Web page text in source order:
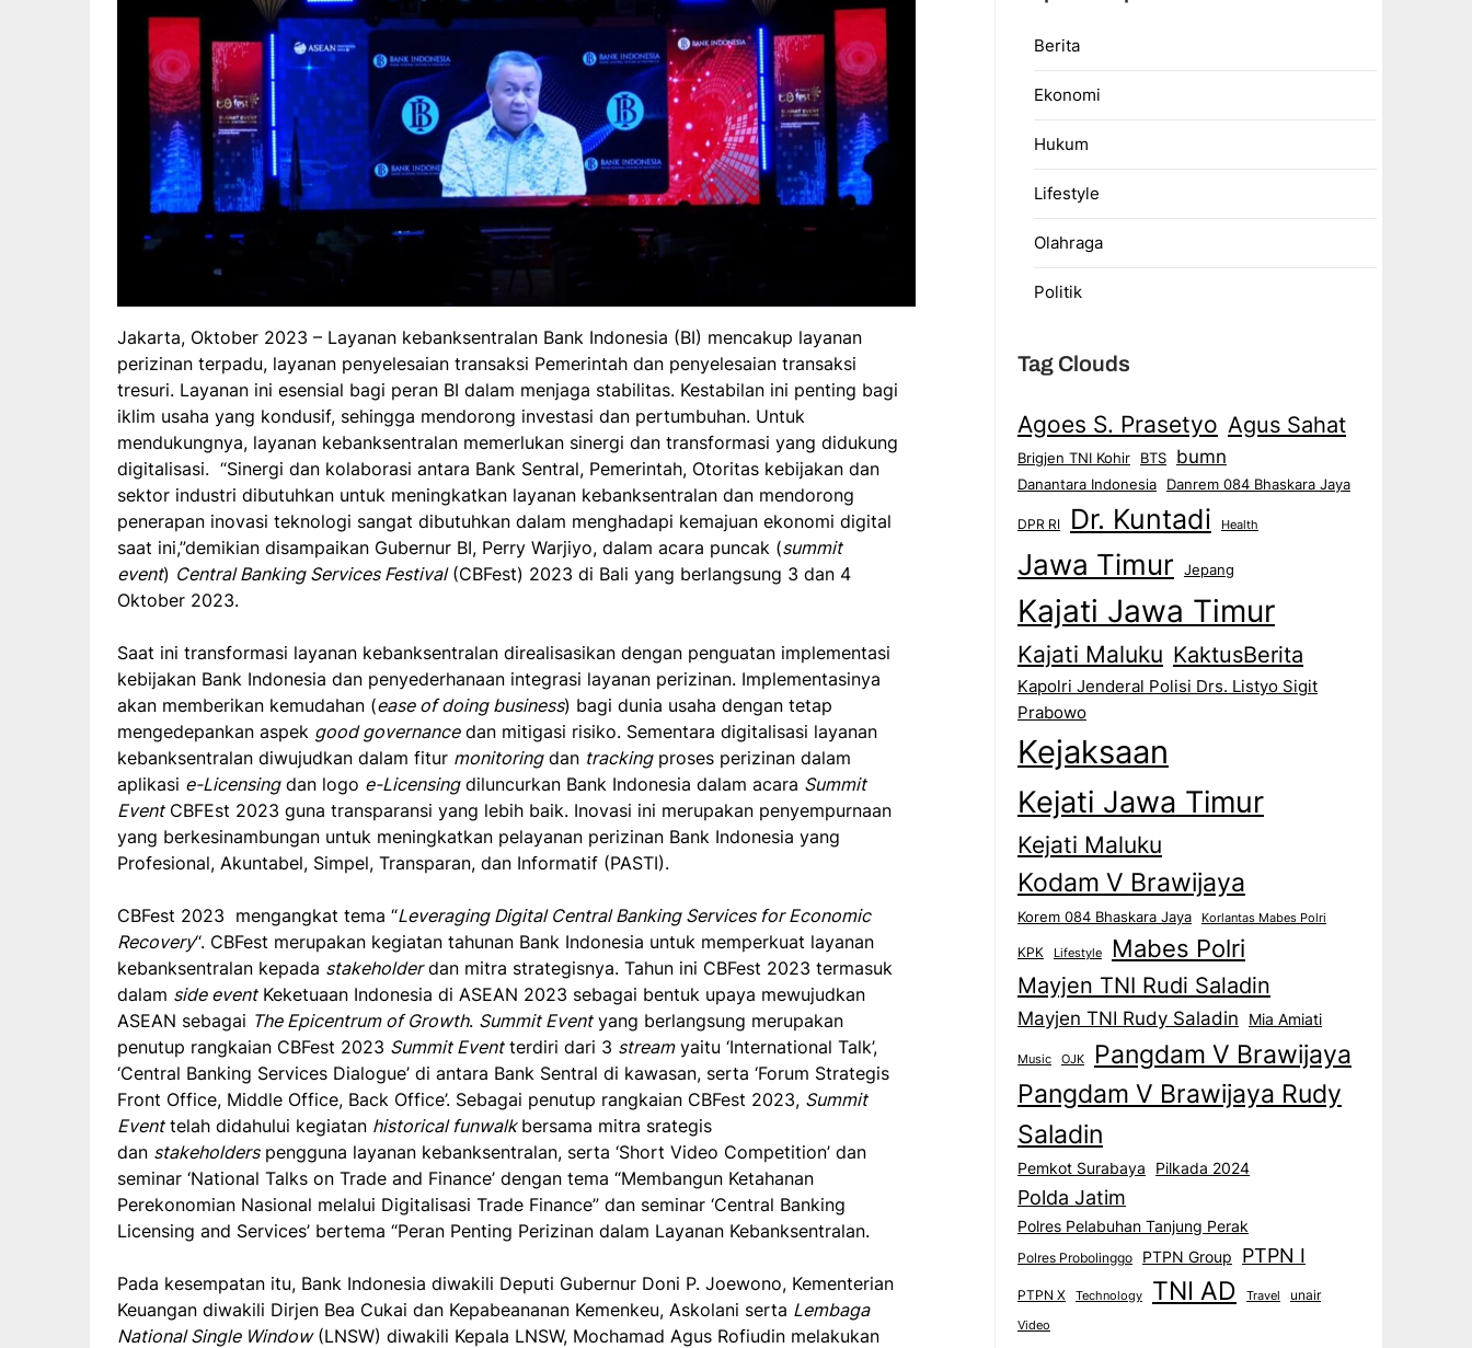
Jakarta, Oktober 2023 – Layanan kebanksentralan Bank Indonesia (BI) mencakup layanan
perizinan terpadu, layanan penyelesaian transaksi Pemerintah dan penyelesaian transaksi
tresuri. Layanan ini esensial bagi peran BI dalam menjaga stabilitas. Kestabilan ini penting bagi
iklim usaha yang kondusif, sehingga mendorong investasi dan pertumbuhan. Untuk
mendukungnya, layanan kebanksentralan memerlukan sinergi dan transformasi yang didukung
digitalisasi. “Sinergi dan kolaborasi antara Bank Sentral, Pemerintah, Otoritas kebijakan dan
sektor industri dibutuhkan untuk meningkatkan layanan kebanksentralan dan mendorong
penerapan inovasi teknologi sangat dibutuhkan dalam menghadapi kemajuan ekonomi digital
saat ini,”demikian disampaikan Gubernur BI, Perry Warjiyo, dalam acara puncak (summit
event) Central Banking Services Festival(CBFest) 2023 di Bali yang berlangsung 3 dan 4
Oktober 2023.
Saat ini transformasi layanan kebanksentralan direalisasikan dengan penguatan implementasi
kebijakan Bank Indonesia dan penyederhanaan integrasi layanan perizinan. Implementasinya
akan memberikan kemudahan (ease of doing business) bagi dunia usaha dengan tetap
mengedepankan aspek good governancedan mitigasi risiko. Sementara digitalisasi layanan
kebanksentralan diwujudkan dalam fitur monitoringdan trackingproses perizinan dalam
aplikasi e-Licensingdan logo e-Licensingdiluncurkan Bank Indonesia dalam acara Summit
EventCBFEst 2023 guna transparansi yang lebih baik. Inovasi ini merupakan penyempurnaan
yang berkesinambungan untuk meningkatkan pelayanan perizinan Bank Indonesia yang
Profesional, Akuntabel, Simpel, Transparan, dan Informatif (PASTI).
CBFest 2023 mengangkat tema “Leveraging Digital Central Banking Services for Economic
Recovery“. CBFest merupakan kegiatan tahunan Bank Indonesia untuk memperkuat layanan
kebanksentralan kepada stakeholderdan mitra strategisnya. Tahun ini CBFest 2023 termasuk
dalam side eventKeketuaan Indonesia di ASEAN 2023 sebagai bentuk upaya mewujudkan
ASEAN sebagai The Epicentrum of Growth. Summit Eventyang berlangsung merupakan
penutup rangkaian CBFest 2023 Summit Eventterdiri dari 3 streamyaitu ‘International Talk’,
‘Central Banking Services Dialogue’ di antara Bank Sentral di kawasan, serta ‘Forum Strategis
Front Office, Middle Office, Back Office’. Sebagai penutup rangkaian CBFest 2023, Summit
Eventtelah didahului kegiatan historical funwalk bersama mitra srategis
dan stakeholderspengguna layanan kebanksentralan, serta ‘Short Video Competition’ dan
seminar ‘National Talks on Trade and Finance’ dengan tema “Membangun Ketahanan
Perekonomian Nasional melalui Digitalisasi Trade Finance” dan seminar ‘Central Banking
Licensing and Services’ bertema “Peran Penting Perizinan dalam Layanan Kebanksentralan.
Pada kesempatan itu, Bank Indonesia diwakili Deputi Gubernur Doni P. Joewono, Kementerian
Keuangan diwakili Dirjen Bea Cukai dan Kepabeananan Kemenkeu, Askolani serta Lembaga
National Single Window(LNSW) diwakili Kepala LNSW, Mochamad Agus Rofiudin melakukan
Berita
Ekonomi
Hukum
Lifestyle
Olahraga
Politik
Tag Clouds
Agoes S. Prasetyo Agus Sahat
Brigjen TNI Kohir BTS bumn
Danantara Indonesia Danrem 084 Bhaskara Jaya
DPR RI Dr. Kuntadi Health
Jawa Timur Jepang
Kajati Jawa Timur
Kajati Maluku KaktusBerita
Kapolri Jenderal Polisi Drs. Listyo Sigit
Prabowo
Kejaksaan
Kejati Jawa Timur
Kejati Maluku
Kodam V Brawijaya
Korem 084 Bhaskara Jaya Korlantas Mabes Polri
KPK Lifestyle Mabes Polri
Mayjen TNI Rudi Saladin
Mayjen TNI Rudy Saladin Mia Amiati
Music OJK Pangdam V Brawijaya
Pangdam V Brawijaya Rudy
Saladin
Pemkot Surabaya Pilkada 2024
Polda Jatim
Polres Pelabuhan Tanjung Perak
Polres Probolinggo PTPN Group PTPN I
PTPN X Technology TNI AD Travel unair
Video